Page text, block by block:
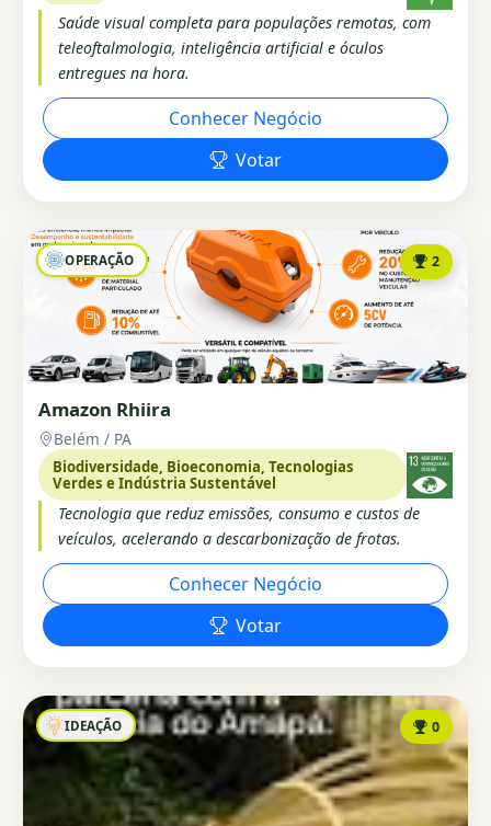
Saúde visual completa para populações remotas, com
teleoftalmologia, inteligência artificial e óculos
entregues na hora.
Conhecer Negócio
Votar
OPERAÇÃO 2
Amazon Rhiira
Belém / PA
Biodiversidade, Bioeconomia, Tecnologias
Verdes e Indústria Sustentável
Tecnologia que reduz emissões, consumo e custos de
veículos, acelerando a descarbonização de frotas.
Conhecer Negócio
Votar
IDEAÇÃO 0